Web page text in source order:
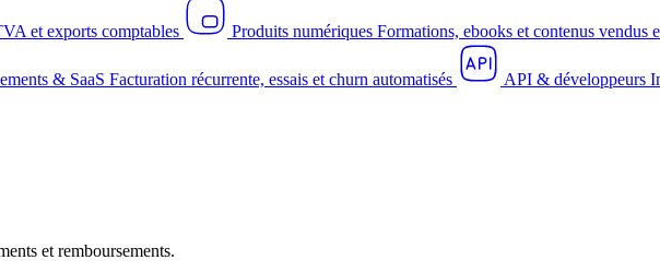
et exports comptables Produits numériques Formations, ebooks et contenus vendus
& SaaS Facturation récurrente, essais et churn automatisés API & développeurs
et remboursements.